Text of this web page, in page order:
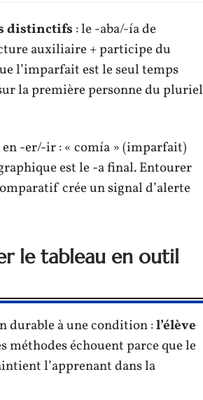
distinctifs : le -aba/-ía de
auxiliaire + participe du
l’imparfait est le seul temps
la première personne du pluriel
-er/-ir : « comía » (imparfait)
est le -a final. Entourer
crée un signal d’alerte
le tableau en outil
durable à une condition :l’élève
méthodes échouent parce que le
l’apprenant dans la